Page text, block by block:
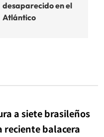
desaparecido en el
Atlántico
a siete brasileños
reciente balacera